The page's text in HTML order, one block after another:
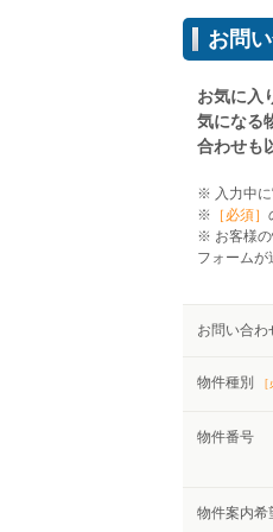
お問
お気に入
気になる
合わせも
※ 入力中に
※ ［必須］
※ お客様の
フォームが
お問い合
物件種別
物件番号
物件案内希